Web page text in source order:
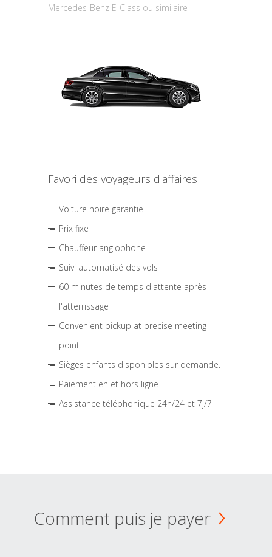
Mercedes-Benz E-Class ou similaire
Favori des voyageurs d'affaires
Voiture noire garantie
Prix fixe
Chauffeur anglophone
Suivi automatisé des vols
60 minutes de temps d'attente après
l'atterrissage
Convenient pickup at precise meeting
point
Sièges enfants disponibles sur demande.
Paiement en et hors ligne
Assistance téléphonique 24h/24 et 7j/7
Comment puis je payer